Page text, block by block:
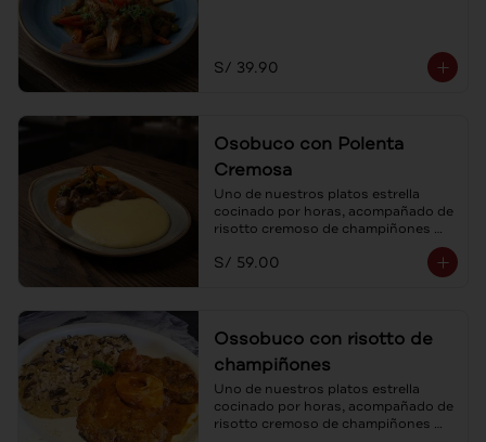
S/ 39.90
Osobuco con Polenta
Cremosa
Uno de nuestros platos estrella
cocinado por horas, acompañado de
risotto cremoso de champiñones
S/ 59.00
Ossobuco con risotto de
champiñones
Uno de nuestros platos estrella
cocinado por horas, acompañado de
risotto cremoso de champiñones